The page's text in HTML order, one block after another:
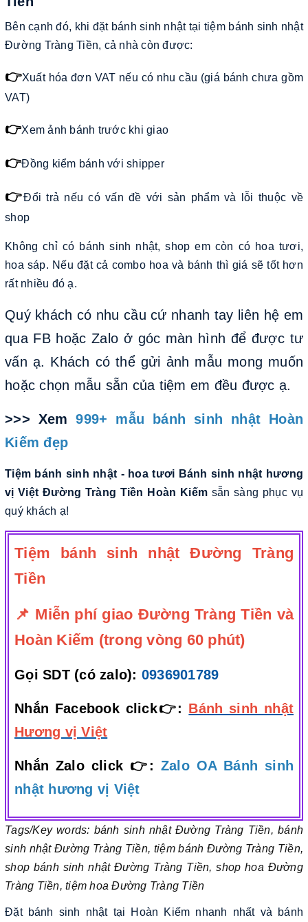
Bên cạnh đó, khi đặt bánh sinh nhật tại tiệm bánh sinh nhật
Đường Tràng Tiền, cả nhà còn được:
👉Xuất hóa đơn VAT nếu có nhu cầu (giá bánh chưa gồm
VAT)
👉Xem ảnh bánh trước khi giao
👉Đồng kiểm bánh với shipper
👉Đổi trả nếu có vấn đề với sản phẩm và lỗi thuộc về
shop
Không chỉ có bánh sinh nhật, shop em còn có hoa tươi,
hoa sáp. Nếu đặt cả combo hoa và bánh thì giá sẽ tốt hơn
rất nhiều đó ạ.
Quý khách có nhu cầu cứ nhanh tay liên hệ em
qua FB hoặc Zalo ở góc màn hình để được tư
vấn ạ. Khách có thể gửi ảnh mẫu mong muốn
hoặc chọn mẫu sẵn của tiệm em đều được ạ.
>>> Xem999+ mẫu bánh sinh nhật Hoàn
Kiếm đẹp
Tiệm bánh sinh nhật - hoa tươi Bánh sinh nhật hương
vị Việt Đường Tràng Tiền Hoàn Kiếm sẵn sàng phục vụ
quý khách ạ!
Tiệm bánh sinh nhật Đường Tràng
Tiền
📌 Miễn phí giao Đường Tràng Tiền và
Hoàn Kiếm (trong vòng 60 phút)
Gọi SDT (có zalo): 0936901789
Nhắn Facebook click👉: Bánh sinh nhật
Hương vị Việt
Nhắn Zalo click 👉: Zalo OA Bánh sinh
nhật hương vị Việt
Tags/Key words: bánh sinh nhật Đường Tràng Tiền, bánh
sinh nhật Đường Tràng Tiền, tiệm bánh Đường Tràng Tiền,
shop bánh sinh nhật Đường Tràng Tiền, shop hoa Đường
Tràng Tiền, tiệm hoa Đường Tràng Tiền
Đặt bánh sinh nhật tại Hoàn Kiếm nhanh nhất và bánh